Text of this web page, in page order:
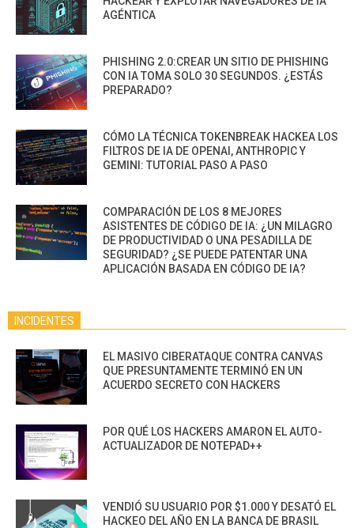
AGÉNTICA
PHISHING 2.0:CREAR UN SITIO DE PHISHING
CON IA TOMA SOLO 30 SEGUNDOS. ¿ESTÁS
PREPARADO?
CÓMO LA TÉCNICA TOKENBREAK HACKEA LOS
FILTROS DE IA DE OPENAI, ANTHROPIC Y
GEMINI: TUTORIAL PASO A PASO
COMPARACIÓN DE LOS 8 MEJORES
ASISTENTES DE CÓDIGO DE IA: ¿UN MILAGRO
DE PRODUCTIVIDAD O UNA PESADILLA DE
SEGURIDAD? ¿SE PUEDE PATENTAR UNA
APLICACIÓN BASADA EN CÓDIGO DE IA?
INCIDENTES
EL MASIVO CIBERATAQUE CONTRA CANVAS
QUE PRESUNTAMENTE TERMINÓ EN UN
ACUERDO SECRETO CON HACKERS
POR QUÉ LOS HACKERS AMARON EL AUTO-
ACTUALIZADOR DE NOTEPAD++
VENDIÓ SU USUARIO POR $1.000 Y DESATÓ EL
HACKEO DEL AÑO EN LA BANCA DE BRASIL